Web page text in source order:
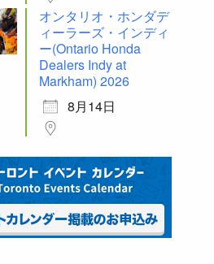
オンタリオ・ホンダデ
ィーラーズ・インディ
ー(Ontario Honda
Dealers Indy at
Markham) 2026
8月14日